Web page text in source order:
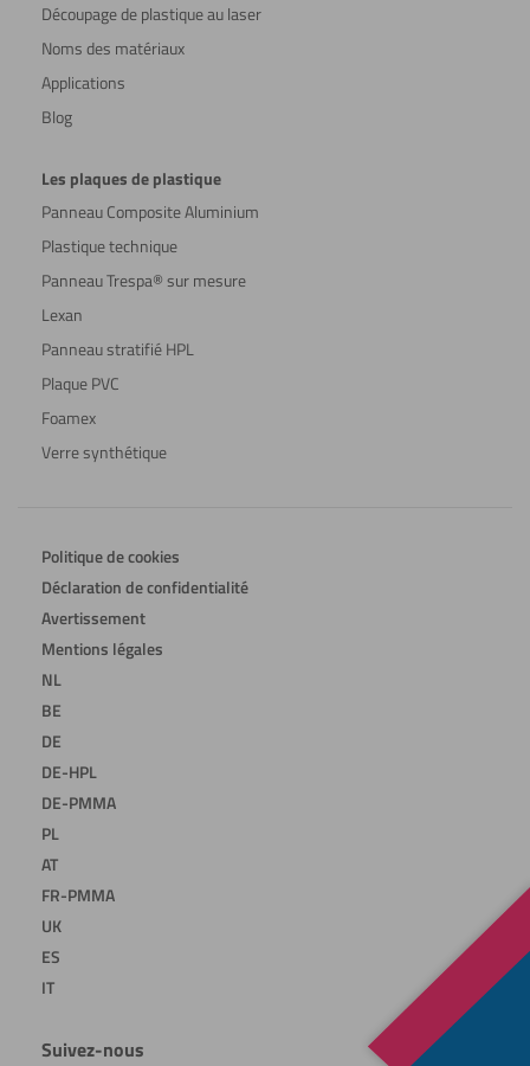
Découpage de plastique au laser
Noms des matériaux
Applications
Blog
Les plaques de plastique
Panneau Composite Aluminium
Plastique technique
Panneau Trespa® sur mesure
Lexan
Panneau stratifié HPL
Plaque PVC
Foamex
Verre synthétique
Politique de cookies
Déclaration de confidentialité
Avertissement
Mentions légales
NL
BE
DE
DE-HPL
DE-PMMA
PL
AT
FR-PMMA
UK
ES
IT
Suivez-nous